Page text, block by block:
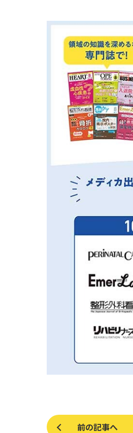
前の記事へ